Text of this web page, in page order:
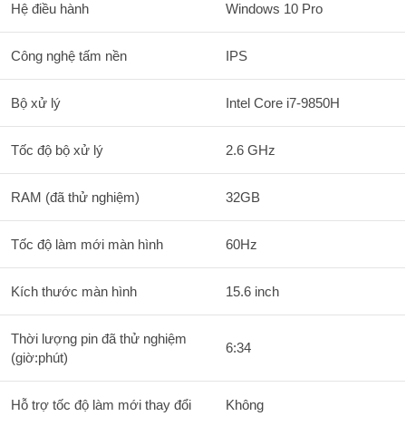
Hệ điều hành Windows 10 Pro
Công nghệ tấm nền IPS
Bộ xử lý Intel Core i7-9850H
Tốc độ bộ xử lý 2.6 GHz
RAM (đã thử nghiệm) 32GB
Tốc độ làm mới màn hình 60Hz
Kích thước màn hình 15.6 inch
Thời lượng pin đã thử nghiệm
(giờ:phút)
6:34
Hỗ trợ tốc độ làm mới thay đổi Không